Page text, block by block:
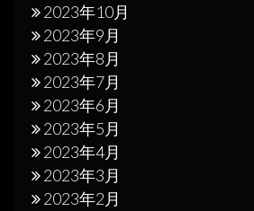
2023年10月
2023年9月
2023年8月
2023年7月
2023年6月
2023年5月
2023年4月
2023年3月
2023年2月